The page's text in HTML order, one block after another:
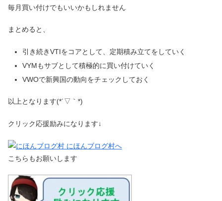
毎月買い付けでもいいかもしれません
まとめると、
引き続きVTIをコアとして、定期積み立てをしていく
VYMもサブとして積極的に買い付けていく
VWOで新興国の動向をチェックしておく
以上となります(*´▽｀*)
クリック応援励みになります↓
こちらもお願いします